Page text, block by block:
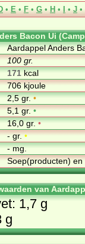
• E • F • G • H • I • J •
Bacon Ui
Aardappel Anders
100 gr.
171kcal
706 kjoule
2,5 gr.•
5,1 gr.•
16,0 gr.•
- gr.•
- mg.
Soep(producten)
van
1,7 g
g